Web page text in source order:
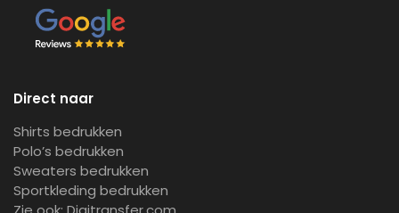
Direct naar
Shirts bedrukken
Polo’s bedrukken
Sweaters bedrukken
Sportkleding bedrukken